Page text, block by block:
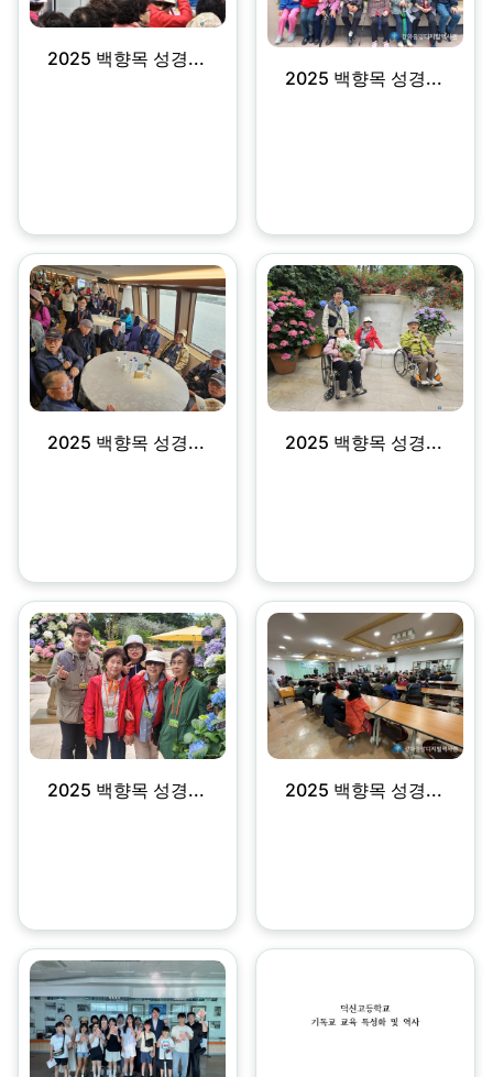
2025 백향목 성경...
2025 백향목 성경...
2025 백향목 성경... 2025 백향목 성경...
2025 백향목 성경... 2025 백향목 성경...